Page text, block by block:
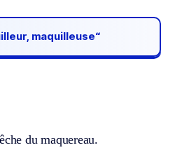
maquilleuse“
du maquereau.